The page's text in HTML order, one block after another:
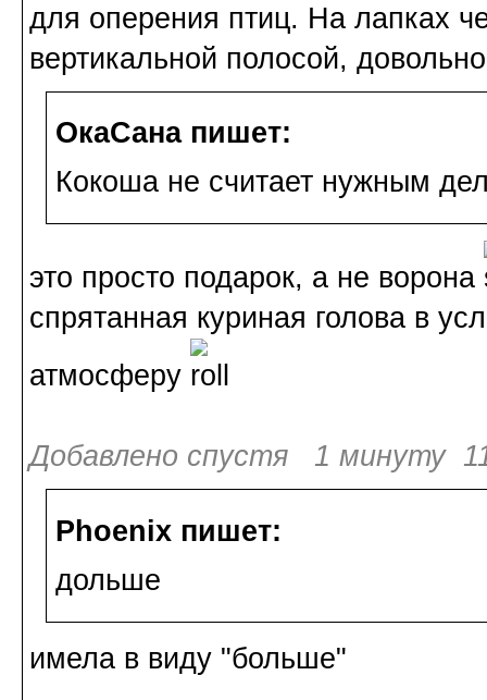
для оперения птиц. На лапках
вертикальной полосой,
ОкаСана пишет:
Кокоша не считает нужным
это просто подарок, а не ворона
спрятанная куриная голова в
атмосферу
Добавлено спустя 1 минуту
Phoenix пишет:
дольше
имела в виду "больше"